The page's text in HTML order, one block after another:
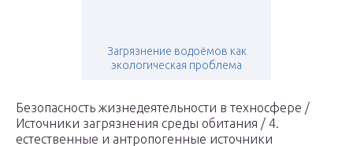
Загрязнение водоёмов как
экологическая проблема
Безопасность жизнедеятельности в техносфере /
Источники загрязнения среды обитания / 4.
естественные и антропогенные источники